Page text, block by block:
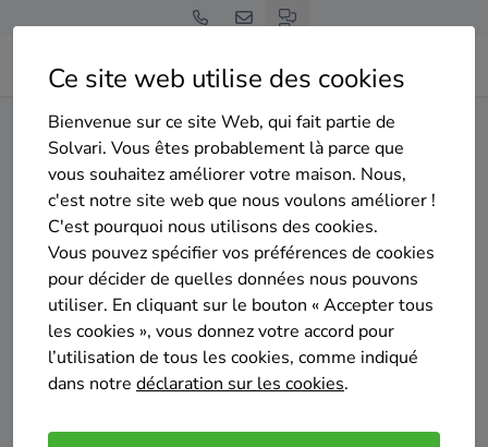
Ce site web utilise des cookies
Bienvenue sur ce site Web, qui fait partie de
Solvari. Vous êtes probablement là parce que
vous souhaitez améliorer votre maison. Nous,
c'est notre site web que nous voulons améliorer !
C'est pourquoi nous utilisons des cookies.
Vous pouvez spécifier vos préférences de cookies
pour décider de quelles données nous pouvons
utiliser. En cliquant sur le bouton « Accepter tous
les cookies », vous donnez votre accord pour
l’utilisation de tous les cookies, comme indiqué
dans notre déclaration sur les cookies.
Home Isolation du sol Liège Lontzen
Gratuit et sans engagement
Top 20 des entreprises
d'isolation du sol à Lontzen
Comparer des devis